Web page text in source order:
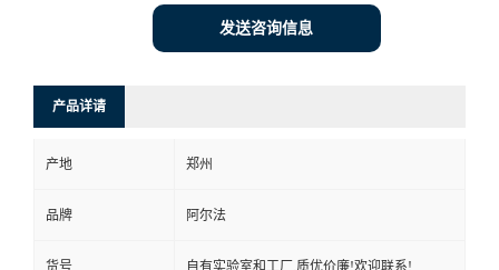
言
发送咨询信息
产品详请
产地 郑州
品牌 阿尔法
货号 自有实验室和工厂,质优价廉!欢迎联系!